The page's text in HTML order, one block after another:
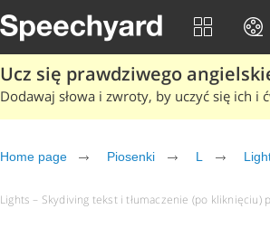
Ucz się prawdziwego
Dodawaj słowa i zwroty, by uczyć się ich i
Home page Piosenki L
Lights – Skydiving tekst i tłumaczenie (po kliknięciu)